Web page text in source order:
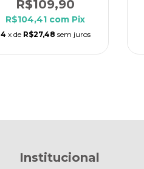
R$109,90
R$104,41 com Pix
4 x de R$27,48 sem juros
Institucional